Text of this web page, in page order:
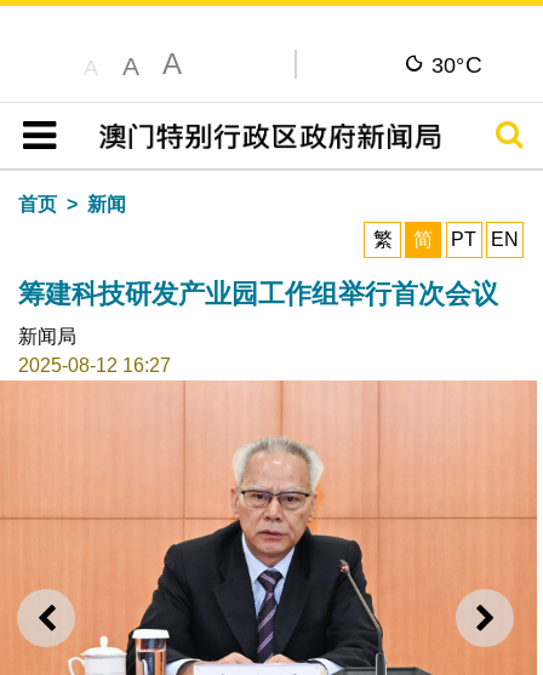
A A A 30°C
目录
搜寻
首页
新闻
繁
简 PT EN
筹建科技研发产业园工作组举行首次会议
新闻局
2025-08-12 16:27
上一则 下一